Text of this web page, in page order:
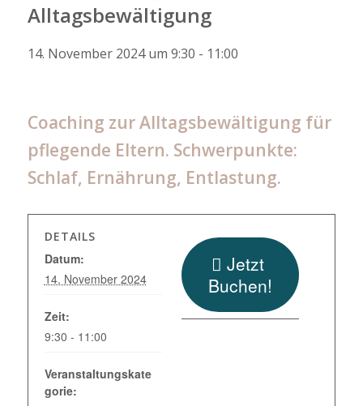
Alltagsbewältigung
14. November 2024 um 9:30 - 11:00
Coaching zur Alltagsbewältigung für
pflegende Eltern. Schwerpunkte:
Schlaf, Ernährung, Entlastung.
DETAILS
Datum:
14. November 2024
Zeit:
9:30 - 11:00
Veranstaltungskate
gorie:
Jetzt
Buchen!